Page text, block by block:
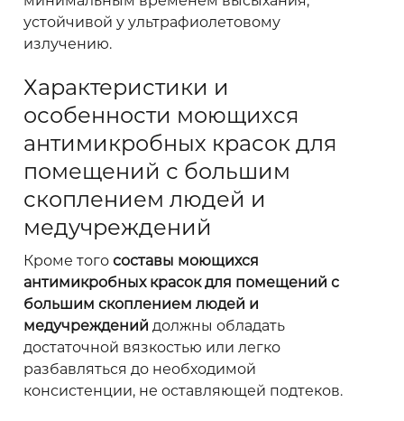
устойчивой у ультрафиолетовому
излучению.
Характеристики и
особенности моющихся
антимикробных красок для
помещений с большим
скоплением людей и
медучреждений
Кроме тогосоставы моющихся
антимикробных красок для помещений с
большим скоплением людей и
медучреждений должны обладать
достаточной вязкостью или легко
разбавляться до необходимой
консистенции, не оставляющей подтеков.